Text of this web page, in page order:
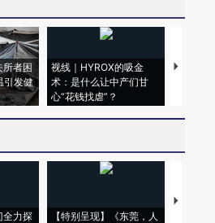
所者困
引发健
视线｜HYROX的吸金
术：是什么让中产们甘
心“花钱找虐”？
马航飞
全力探 【特别呈现】《东莞，人
【推广